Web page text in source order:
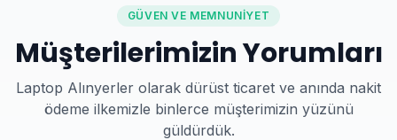
GÜVEN VE MEMNUNIYET
Müşterilerimizin Yorumları
Laptop Alınyerler olarak dürüst ticaret ve anında nakit
ödeme ilkemizle binlerce müşterimizin yüzünü
güldürdük.